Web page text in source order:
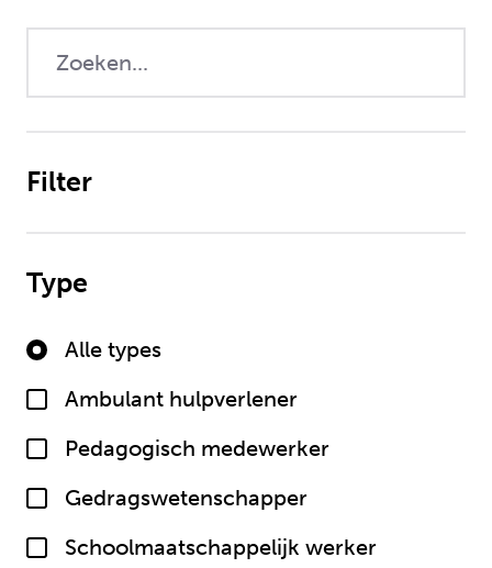
Filter
Type
Alle types
Ambulant hulpverlener
Pedagogisch medewerker
Gedragswetenschapper
Schoolmaatschappelijk werker